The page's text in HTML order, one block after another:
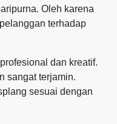
Oleh karena
terhadap
dan kreatif.
sangat terjamin.
sesuai dengan